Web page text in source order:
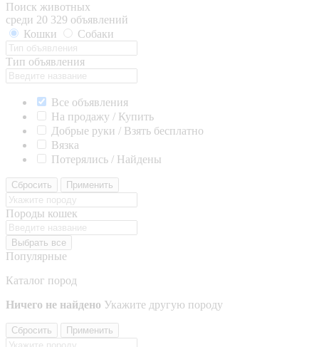
Поиск животных
среди 20 329 объявлений
Кошки
Собаки
Тип объявления
Все объявления
На продажу / Купить
Добрые руки / Взять бесплатно
Вязка
Потерялись / Найдены
Сбросить Применить
Породы кошек
Выбрать все
Популярные
Каталог пород
Ничего не найдено Укажите другую породу
Сбросить Применить